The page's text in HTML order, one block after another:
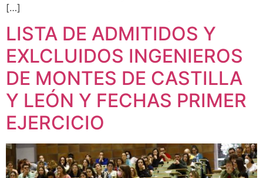
[…]
LISTA DE ADMITIDOS Y
EXLCLUIDOS INGENIEROS
DE MONTES DE CASTILLA
Y LEÓN Y FECHAS PRIMER
EJERCICIO